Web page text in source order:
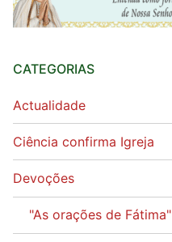
CATEGORIAS
Actualidade
Ciência confirma Igreja
Devoções
"As orações de Fátima"